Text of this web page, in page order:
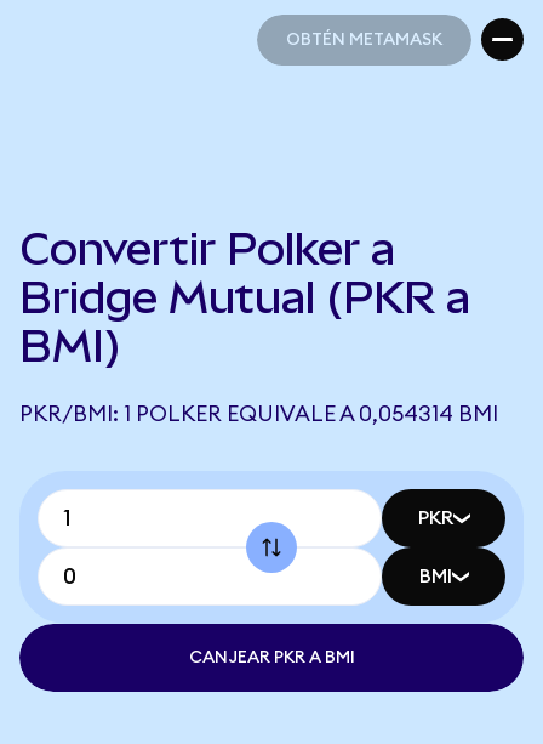
OBTÉN METAMASK
Convertir Polker a
Bridge Mutual (PKR a
BMI)
PKR/BMI: 1 POLKER EQUIVALE A 0,054314 BMI
PKR
BMI
CANJEAR PKR A BMI